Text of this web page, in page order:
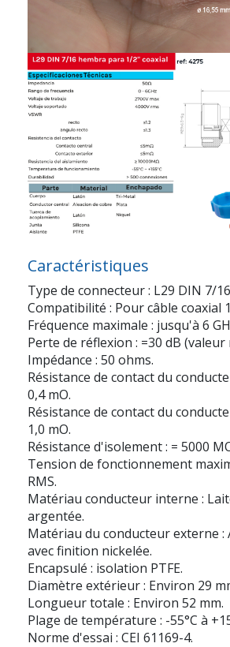
Caractéristiques
Type de connecteur : L29 DIN 7/
Compatibilité : Pour câble coaxial
Fréquence maximale : jusqu'à 6
Perte de réflexion : =30 dB (valeur
Impédance : 50 ohms.
Résistance de contact du
0,4 mO.
Résistance de contact du
1,0 mO.
Résistance d'isolement : = 5000
Tension de fonctionnement
RMS.
Matériau conducteur interne :
argentée.
Matériau du conducteur externe :
avec finition nickelée.
Encapsulé : isolation PTFE.
Diamètre extérieur : Environ 29
Longueur totale : Environ 52 mm.
Plage de température : -55°C à
Norme d'essai : CEI 61169-4.